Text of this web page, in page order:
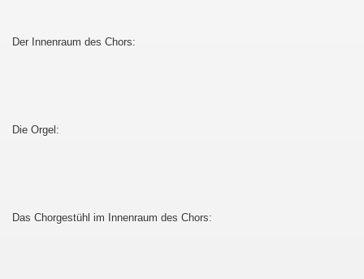
Der Innenraum des Chors:
Die Orgel:
Das Chorgestühl im Innenraum des Chors: